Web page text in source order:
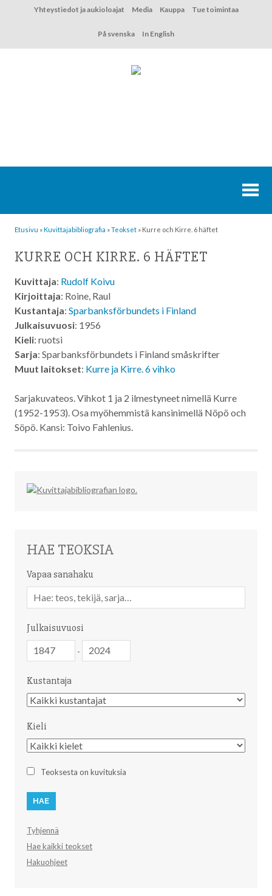
Yhteystiedot ja aukioloajat Media Kauppa Tue toimintaa
På svenska In English
Etusivu »Kuvittaja­bibliografia »Teokset » Kurre och Kirre. 6 häftet
KURRE OCH KIRRE. 6 HÄFTET
Kuvittaja: Rudolf Koivu
Kirjoittaja: Roine, Raul
Kustantaja: Sparbanksförbundets i Finland
Julkaisuvuosi: 1956
Kieli: ruotsi
Sarja: Sparbanksförbundets i Finland småskrifter
Muut laitokset: Kurre ja Kirre. 6 vihko
Sarjakuvateos. Vihkot 1 ja 2 ilmestyneet nimellä Kurre
(1952-1953). Osa myöhemmistä kansinimellä Nöpö och
Söpö. Kansi: Toivo Fahlenius.
HAE TEOKSIA
Vapaa sanahaku
sanahaku
Julkaisuvuosi
-
Kustantaja
Kustantaja
Kieli
Kieli
Teoksesta on kuvituksia
Tyhjennä
Hae kaikki teokset
Hakuohjeet